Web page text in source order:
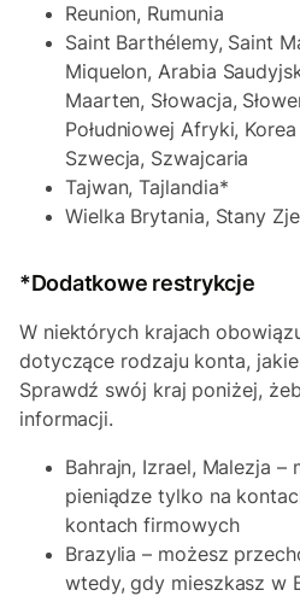
Reunion, Rumunia
Saint Barthélemy, Saint
Miquelon, Arabia
Maarten, Słowacja,
Południowej Afryki,
Szwecja, Szwajcaria
Tajwan, Tajlandia*
Wielka Brytania, Stany
*Dodatkowe restrykcje
W niektórych krajach
dotyczące rodzaju konta,
Sprawdź swój kraj poniżej,
informacji.
Bahrajn, Izrael, Malezja
pieniądze tylko na
kontach firmowych
Brazylia – możesz
wtedy, gdy mieszkasz w